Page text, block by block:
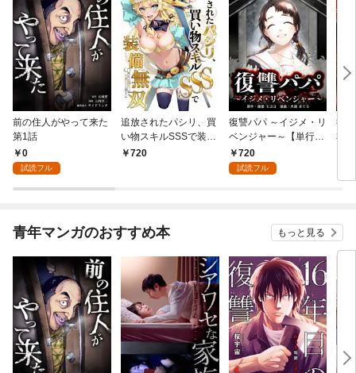
前の住人がやって来た
第1話
0
試読フル
追放されたパシリ、買
い物スキルSSSで装備
無双 ～買ったモノを
720
復讐パパ ～イジメ・リ
ベンジャー～【単行本
版】 1巻
720
試読フル
復
本
青年マンガのおすすめ本 もっと見る